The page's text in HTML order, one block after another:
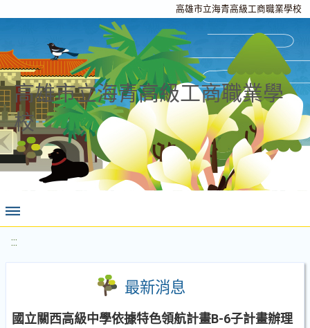
高雄市立海青高級工商職業學校
高雄市立海青高級工商職業學
校
:::
最新消息
國立關西高級中學依據特色領航計畫B-6子計畫辦理